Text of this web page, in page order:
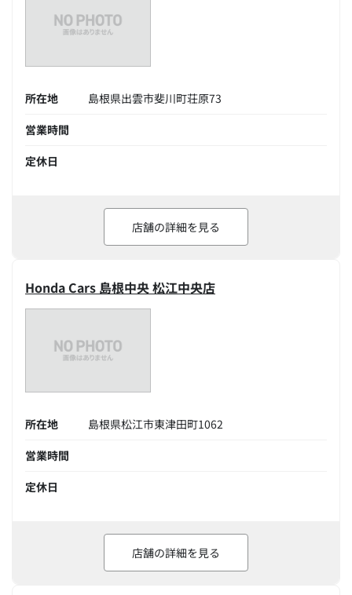
所在地
島根県出雲市斐川町荘原73
営業時間
定休日
店舗の詳細を見る
Honda Cars 島根中央 松江中央店
所在地
島根県松江市東津田町1062
営業時間
定休日
店舗の詳細を見る